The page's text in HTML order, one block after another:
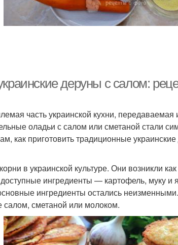
деруны с салом:
часть украинской кухни, передаваемая
оладьи с салом или сметаной стали
как приготовить традиционные
в украинской культуре. Они возникли
ингредиенты — картофель, муку
ингредиенты остались
сметаной или молоком.